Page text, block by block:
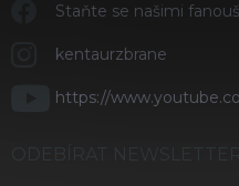
Staňte se našimi
kentaurzbrane
https://